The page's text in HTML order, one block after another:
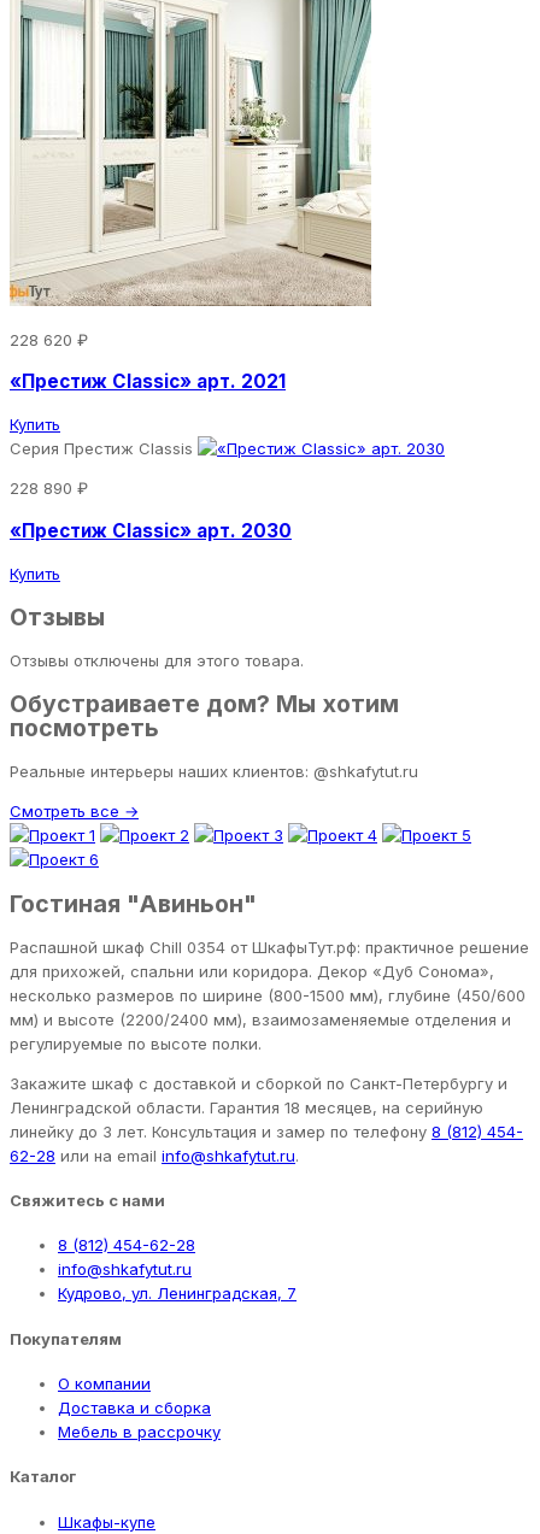
228 620 ₽
«Престиж Classic» арт. 2021
Купить
Серия Престиж Classis
228 890 ₽
«Престиж Classic» арт. 2030
Купить
Отзывы
Отзывы отключены для этого товара.
Обустраиваете дом? Мы хотим
посмотреть
Реальные интерьеры наших клиентов: @shkafytut.ru
Смотреть все →
Гостиная "Авиньон"
Распашной шкаф Chill 0354 от ШкафыТут.рф: практичное решение
для прихожей, спальни или коридора. Декор «Дуб Сонома»,
несколько размеров по ширине (800-1500 мм), глубине (450/600
мм) и высоте (2200/2400 мм), взаимозаменяемые отделения и
регулируемые по высоте полки.
Закажите шкаф с доставкой и сборкой по Санкт-Петербургу и
Ленинградской области. Гарантия 18 месяцев, на серийную
линейку до 3 лет. Консультация и замер по телефону 8 (812) 454-
62-28 или на email info@shkafytut.ru.
Свяжитесь с нами
8 (812) 454-62-28
info@shkafytut.ru
Кудрово, ул. Ленинградская, 7
Покупателям
О компании
Доставка и сборка
Мебель в рассрочку
Каталог
Шкафы-купе